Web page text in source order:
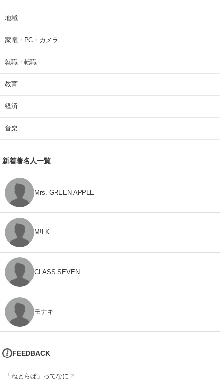
地域
家電・PC・カメラ
就職・転職
教育
経済
音楽
新着著名人一覧
Mrs. GREEN APPLE
M!LK
CLASS SEVEN
モナキ
FEEDBACK
「ねとらぼ」ってなに？